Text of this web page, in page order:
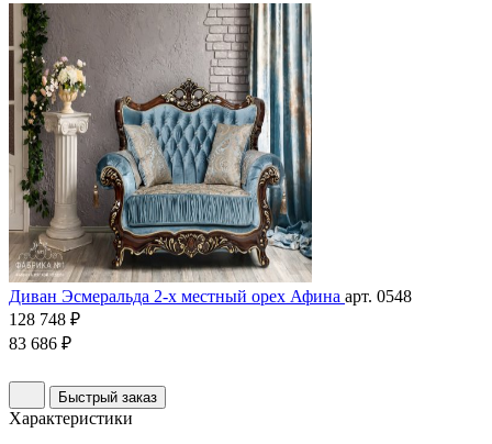
Диван Эсмеральда 2-х местный орех Афина арт. 0548
128 748 ₽
83 686 ₽
Быстрый заказ
Характеристики